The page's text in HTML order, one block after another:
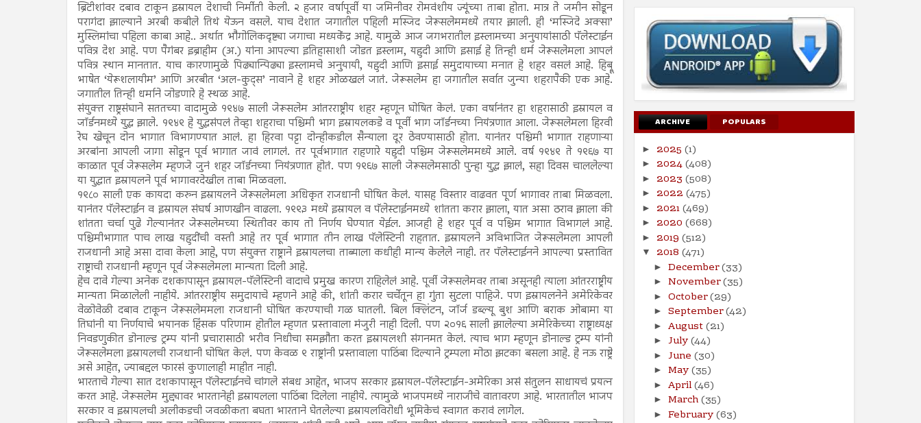
ब्रिटीशांवर दबाव टाकून इस्रायल देशाची निर्मीती केली. २ हजार वर्षापूर्वी या जमिनीवर रोमवंशीय ज्यूंच्या ताबा होता. मात्र ते जमीन सोडून
परागंदा झाल्याने अरबी कबीले तिथं येऊन वसले. याच देशात जगातील पहिली मस्जिद जेरूसलेममध्ये तयार झाली. ही ‘मस्जिदे अक्सा’
मुस्लिमांचा पहिला काबा आहे.. अर्थात भौगोलिकदृष्ट्या जगाचा मध्यकेंद्र आहे. यामुळे आज जगभरातील इस्लामच्या अनुयायांसाठी पॅलेस्टाईन
पवित्र देश आहे. पण पैगंबर इब्राहीम (अ.) यांना आपल्या इतिहासाशी जोडत इस्लाम, यहुदी आणि इसाई हे तिन्ही धर्म जेरूसलेमला आपलं
पवित्र स्थान मानतात. याच कारणामुळे पिढ्यान्पिढ्या इस्लामचे अनुयायी, यहुदी आणि इसाई समुदायाच्या मनात हे शहर वसलं आहे. हिब्रू
भाषेत ‘येरूशलायीम’ आणि अरबीत ‘अल-कुद्स’ नावाने हे शहर ओळखलं जातं. जेरूसलेम हा जगातील सर्वात जुन्या शहरापैकी एक आहे.
जगातील तिन्ही धर्माने जोडणारे हे स्थळ आहे.
संयुक्त राष्ट्रसंघाने सततच्या वादामुळे १९४७ साली जेरूसलेम आंतरराष्ट्रीय शहर म्हणून घोषित केलं. एका वर्षानंतर हा शहरासाठी इस्रायल व
जॉर्डनमध्ये युद्ध झाले. १९४९ हे युद्धसंपलं तेव्हा शहराचा पश्चिमी भाग इस्रायलकडे व पूर्वी भाग जॉर्डनच्या नियंत्रणात आला. जेरूसलेमला हिरवी
रेघ खेचून दोन भागात विभागण्यात आलं. हा हिरवा पट्टा दोन्हीकडील सैन्याला दूर ठेवण्यासाठी होता. यानंतर पश्चिमी भागात राहणाऱ्या
अरबांना आपली जागा सोडून पूर्व भागात जावं लागलं. तर पूर्वभागात राहणारे यहुदी पश्चिम जेरूसलेममध्ये आले. वर्ष १९४९ ते १९६७ या
काळात पूर्व जेरूसलेम म्हणजे जुनं शहर जॉर्डनच्या नियंत्रणात होतं. पण १९६७ साली जेरूसलेमसाठी पुन्हा युद्ध झालं, सहा दिवस चाललेल्या
या युद्धात इस्रायलने पूर्व भागावरदेखील ताबा मिळवला.
१९८० साली एक कायदा करुन इस्रायलने जेरूसलेमला अधिकृत राजधानी घोषित केलं. यासह विस्तार वाढवत पूर्ण भागावर ताबा मिळवला.
यानंतर पॅलेस्टाईन व इस्रायल संघर्ष आणखीन वाढला. १९९३ मध्ये इस्रायल व पॅलेस्टाईनमध्ये शांतता करार झाला, यात असा ठराव झाला की
शांतता चर्चा पुढे गेल्यानंतर जेरूसलेमच्या स्थितीवर काय तो निर्णय घेण्यात येईल. आजही हे शहर पूर्व व पश्चिम भागात विभागलं आहे.
पश्चिमीभागात पाच लाख यहुदींची वस्ती आहे तर पूर्व भागात तीन लाख पॅलेस्टिनी राहतात. इस्रायलने अविभाजित जेरूसलेमला आपली
राजधानी आहे असा दावा केला आहे, पण संयुक्त राष्ट्राने इस्रायलचा ताब्याला कधीही मान्य केलेले नाही. तर पॅलेस्टाईनने आपल्या प्रस्तावित
राष्ट्राची राजधानी म्हणून पूर्व जेरूसलेमला मान्यता दिली आहे.
हेच दावे गेल्या अनेक दशकापासून इस्रायल-पॅलेस्टिनी वादाचे प्रमुख कारण राहिलेलं आहे. पूर्वी जेरूसलेमवर ताबा असूनही त्याला आंतरराष्ट्रीय
मान्यता मिळालेली नाहीये. आंतरराष्ट्रीय समुदायाचे म्हणने आहे की, शांती करार चर्चेतून हा गुंता सुटला पाहिजे. पण इस्रायलनेने अमेरिकेवर
वेळोवेळी दबाव टाकून जेरूसलेममला राजधानी घोषित करण्याची गळ घातली. बिल क्लिंटन, जॉर्ज डब्ल्यू बुश आणि बराक ओबामा या
तिघांनी या निर्णयाचे भयानक हिंसक परिणाम होतील म्हणत प्रस्तावाला मंजुरी नाही दिली. पण २०१६ साली झालेल्या अमेरिकेच्या राष्ट्राध्यक्ष
निवडणुकीत डोनाल्ड ट्रम्प यांनी प्रचारासाठी भरीव निधीचा समझौता करत इस्रायलशी संगनमत केलं. त्याच भाग म्हणून डोनाल्ड ट्रम्प यांनी
जेरूसलेमला इस्रायलची राजधानी घोषित केलं. पण केवळ ९ राष्ट्रांनी प्रस्तावाला पाठिंबा दिल्याने ट्रम्पला मोठा झटका बसला आहे. हे नऊ राष्ट्रे
असे आहेत, ज्याबद्दल फारसं कुणालाही माहीत नाही.
भारताचे गेल्या सात दशकापासून पॅलेस्टाईनचे चांगले संबध आहेत, भाजप सरकार इस्रायल-पॅलेस्टाईन-अमेरिका असं संतुलन साधायचं प्रयत्न
करत आहे. जेरूसलेम मुद्द्यावर भारतानेही इस्रायलला पाठिंबा दिलेला नाहीये. त्यामुळे भाजपमध्ये नाराजीचे वातावरण आहे. भारतातील भाजप
सरकार व इस्रायलची अलीकडची जवळीकता बघता भारताने घेतलेल्या इस्रायलविरोधी भूमिकेचं स्वागत करावं लागेल.
ARCHIVE POPULARS
► 2025 (1)
► 2024(408)
► 2023 (508)
► 2022 (475)
► 2021(469)
► 2020 (668)
► 2019 (512)
▼ 2018 (471)
► December(33)
► November(35)
► October(29)
► September(42)
► August(21)
► July(44)
► June (30)
► May(35)
► April(46)
► March(35)
► February(63)